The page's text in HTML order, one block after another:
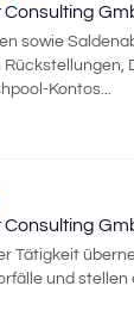
sowie
Kontos...
Tätigkeit
und